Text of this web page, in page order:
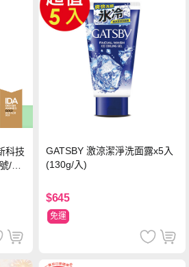
科技
/XL
GATSBY 激涼潔淨洗面露x5入
(130g/入)
$645
免運